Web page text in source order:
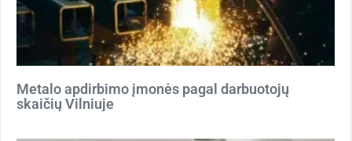
Metalo apdirbimo įmonės pagal darbuotojų
skaičių Vilniuje